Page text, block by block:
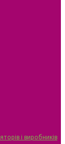
і виробників